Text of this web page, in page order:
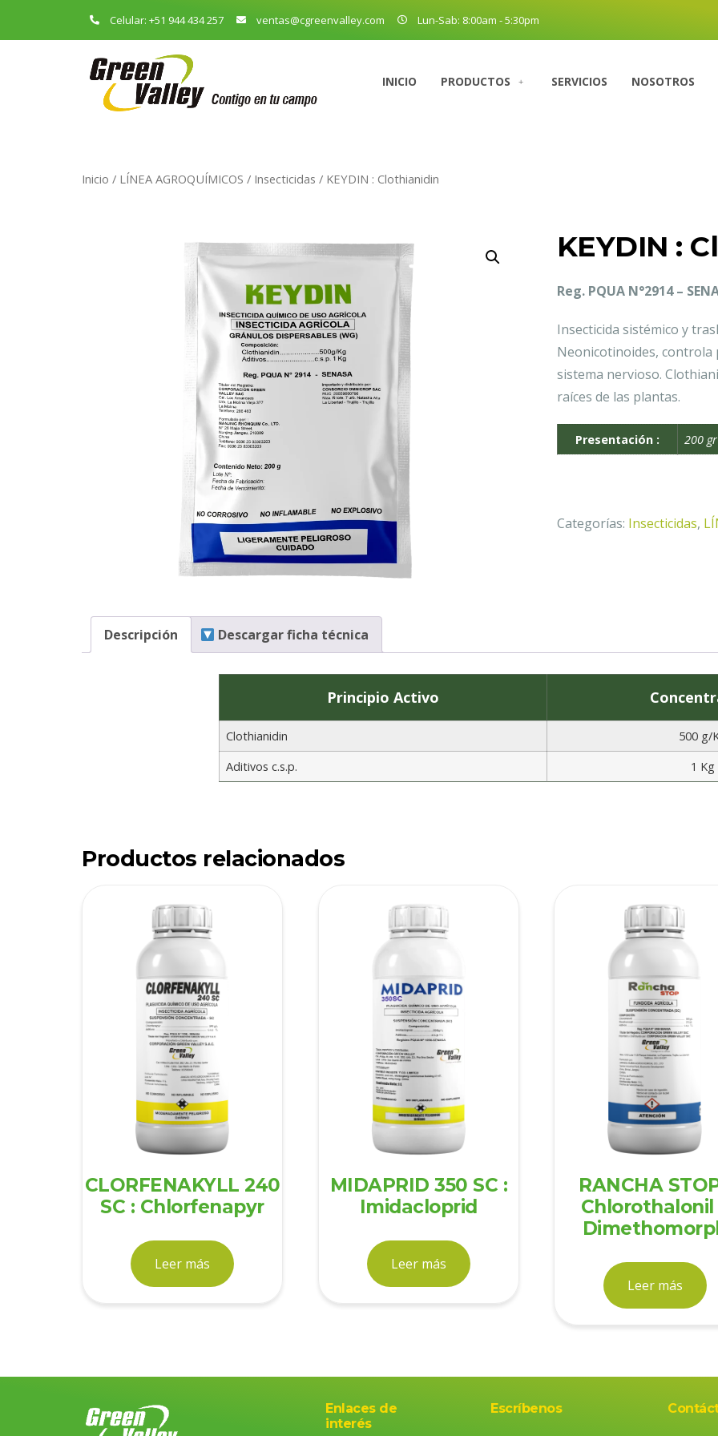
Celular: +51 944 434 257 ventas@cgreenvalley.com Lun-Sab: 8:00am - 5:30pm
INICIO PRODUCTOS SERVICIOS NOSOTROS
Inicio / LÍNEA AGROQUÍMICOS / Insecticidas / KEYDIN : Clothianidin
KEYDIN :
Reg. PQUA N°2914 –
Insecticida sistémico y
Neonicotinoides,
sistema nervioso.
raíces de las plantas.
Presentación : 200 gr
Categorías: Insecticidas,
Descripción Descargar ficha técnica
Principio Activo
Clothianidin
500 g/
Aditivos c.s.p.
1 Kg
Productos relacionados
CLORFENAKYLL 240
SC : Chlorfenapyr
Leer más
MIDAPRID 350 SC :
Imidacloprid
Leer más
RANCHA
Chlorothalonil
Leer más
Enlaces de
interés
Escríbenos